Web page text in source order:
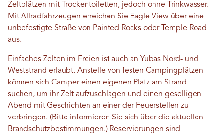
Zeltplätzen mit Trockentoiletten, jedoch ohne Trinkwasser.
Mit Allradfahrzeugen erreichen Sie Eagle View über eine
unbefestigte Straße von Painted Rocks oder Temple Road
aus.
Einfaches Zelten im Freien ist auch an Yubas Nord- und
Weststrand erlaubt. Anstelle von festen Campingplätzen
können sich Camper einen eigenen Platz am Strand
suchen, um ihr Zelt aufzuschlagen und einen geselligen
Abend mit Geschichten an einer der Feuerstellen zu
verbringen. (Bitte informieren Sie sich über die aktuellen
Brandschutzbestimmungen.) Reservierungen sind